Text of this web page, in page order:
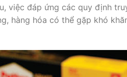
việc đáp ứng các quy định
hàng hóa có thể gặp khó